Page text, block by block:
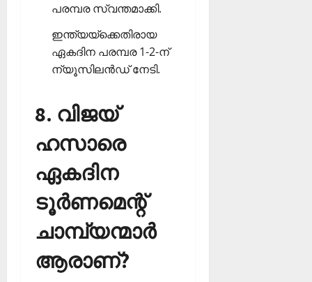
പരമ്പര സ്വന്തമാക്കി.
ഇന്ത്യയ്‌ക്കെതിരായ
ഏകദിന പരമ്പര 1-2-ന്
ന്യൂസിലന്‍ഡ് നേടി.
8. വിജയ്
ഹസാരെ
ഏകദിന
ടൂര്‍ണമെന്റ്
ചാമ്പ്യന്മാര്‍
ആരാണ്?